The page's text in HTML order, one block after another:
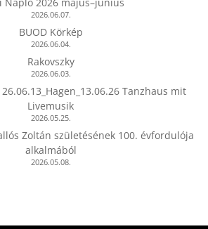
Napló 2026 május–június
2026.06.07.
BUOD Körkép
2026.06.04.
Rakovszky
2026.06.03.
Tanzhaus mit
Livemusik
2026.05.25.
Zoltán születésének 100. évfordulója
alkalmából
2026.05.08.